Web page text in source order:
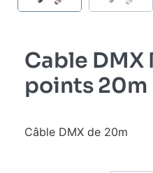
Cable
points 20m
Câble DMX de 20m